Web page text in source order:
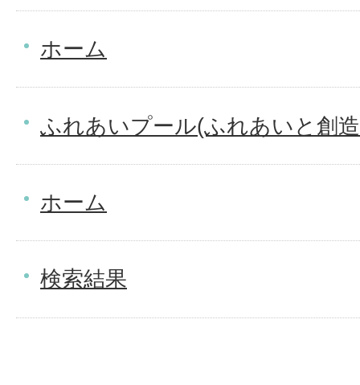
ホーム
ふれあいプール(ふれあいと創
ホーム
検索結果